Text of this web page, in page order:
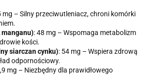
mg – Silny przeciwutleniacz, chroni komórki
: 48 mg – Wspomaga metabolizm
kości.
siarczan cynku): 54 mg – Wspiera zdrową
odpornościowy.
mg – Niezbędny dla prawidłowego